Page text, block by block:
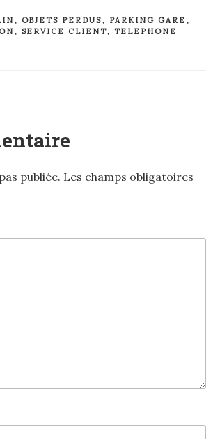
, OBJETS PERDUS, PARKING GARE ,
, SERVICE CLIENT, TELEPHONE
publiée. Les champs obligatoires